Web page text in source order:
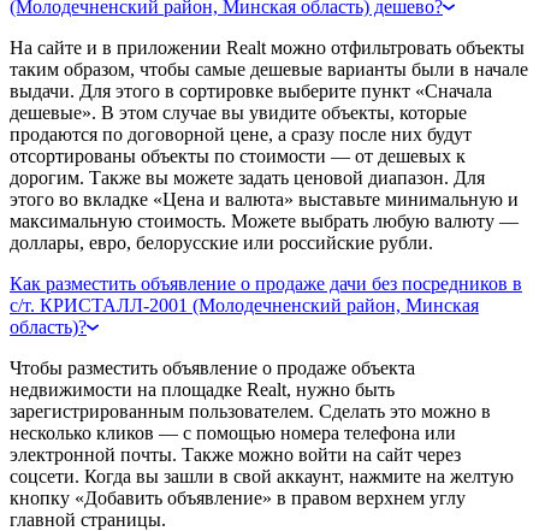
(Молодечненский район, Минская область) дешево?
На сайте и в приложении Realt можно отфильтровать объекты
таким образом, чтобы самые дешевые варианты были в начале
выдачи. Для этого в сортировке выберите пункт «Сначала
дешевые». В этом случае вы увидите объекты, которые
продаются по договорной цене, а сразу после них будут
отсортированы объекты по стоимости — от дешевых к
дорогим. Также вы можете задать ценовой диапазон. Для
этого во вкладке «Цена и валюта» выставьте минимальную и
максимальную стоимость. Можете выбрать любую валюту —
доллары, евро, белорусские или российские рубли.
Как разместить объявление о продаже дачи без посредников в
с/т. КРИСТАЛЛ-2001 (Молодечненский район, Минская
область)?
Чтобы разместить объявление о продаже объекта
недвижимости на площадке Realt, нужно быть
зарегистрированным пользователем. Сделать это можно в
несколько кликов — с помощью номера телефона или
электронной почты. Также можно войти на сайт через
соцсети. Когда вы зашли в свой аккаунт, нажмите на желтую
кнопку «Добавить объявление» в правом верхнем углу
главной страницы.